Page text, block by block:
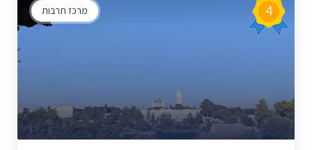
מרכז תרבות 4